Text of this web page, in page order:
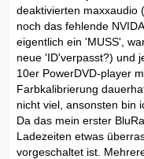
deaktivierten maxxaudio
noch das fehlende
eigentlich ein 'MUSS',
neue 'ID'verpasst?) und
10er PowerDVD-player
Farbkalibrierung
nicht viel, ansonsten bin
Da das mein erster
Ladezeiten etwas
vorgeschaltet ist.